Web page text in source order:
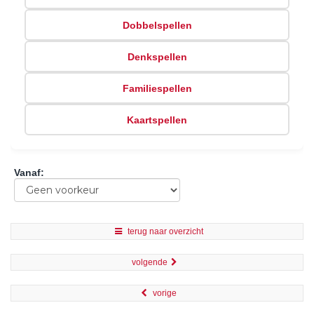
Dobbelspellen
Denkspellen
Familiespellen
Kaartspellen
Vanaf:
terug naar overzicht
volgende
vorige